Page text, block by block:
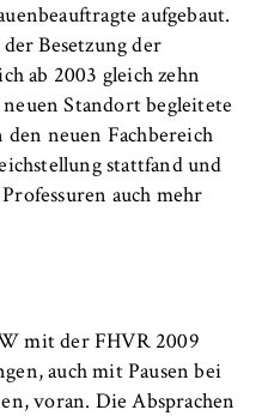
aufgebaut.
Besetzung der
ab 2003 gleich zehn
Standort begleitete
neuen Fachbereich
stattfand und
auch mehr
mit der FHVR 2009
auch mit Pausen bei
voran. Die Absprachen